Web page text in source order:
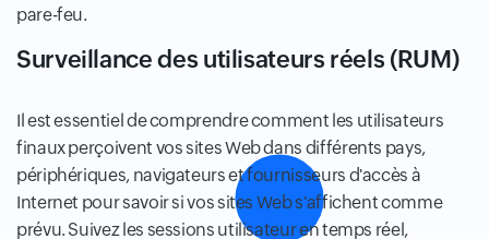
pare-feu.
Surveillance des utilisateurs réels (RUM)
Il est essentiel de comprendre comment les utilisateurs
finaux perçoivent vos sites Web dans différents pays,
périphériques, navigateurs et fournisseurs d'accès à
Internet pour savoir si vos sites Web s'affichent comme
prévu. Suivez les sessions utilisateur en temps réel,